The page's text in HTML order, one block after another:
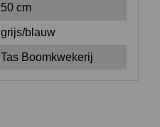
50 cm
grijs/blauw
Tas Boomkwekerij